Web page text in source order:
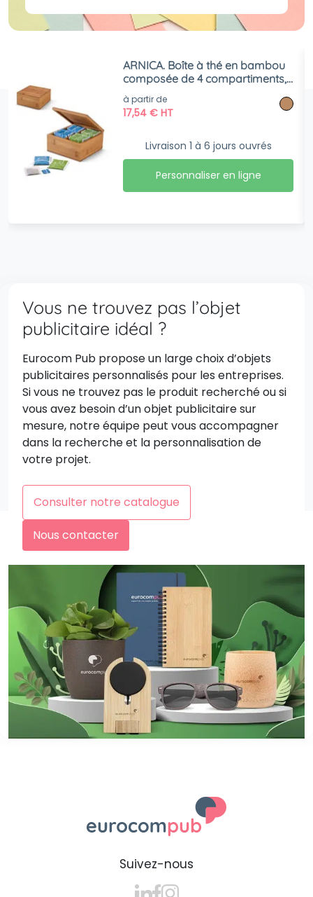
ARNICA. Boîte à thé en bambou
composée de 4 compartiments,
fermeture aimantée
à partir de
17,54€ HT
Livraison 1 à 6 jours ouvrés
Personnaliser en ligne
Vous ne trouvez pas l’objet
publicitaire idéal ?
Eurocom Pub propose un large choix d’objets
publicitaires personnalisés pour les entreprises.
Si vous ne trouvez pas le produit recherché ou si
vous avez besoin d’un objet publicitaire sur
mesure, notre équipe peut vous accompagner
dans la recherche et la personnalisation de
votre projet.
Consulter notre catalogue
Nous contacter
Suivez-nous